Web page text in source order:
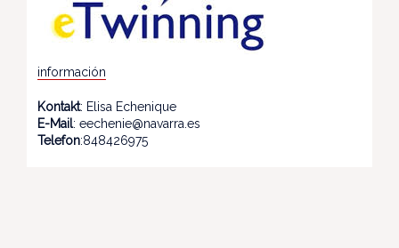
información
Kontakt: Elisa Echenique
E-Mail: eechenie@navarra.es
Telefon:848426975